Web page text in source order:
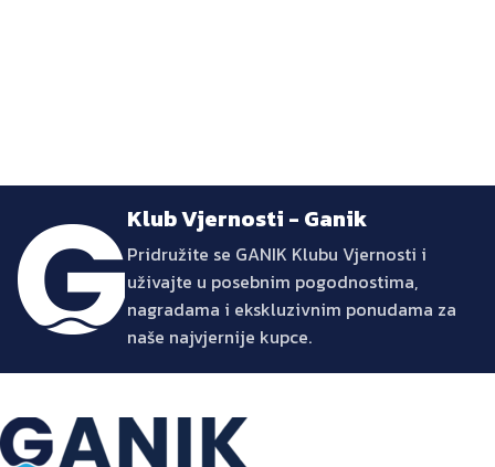
Klub Vjernosti - Ganik
Pridružite se GANIK Klubu Vjernosti i
uživajte u posebnim pogodnostima,
nagradama i ekskluzivnim ponudama za
naše najvjernije kupce.